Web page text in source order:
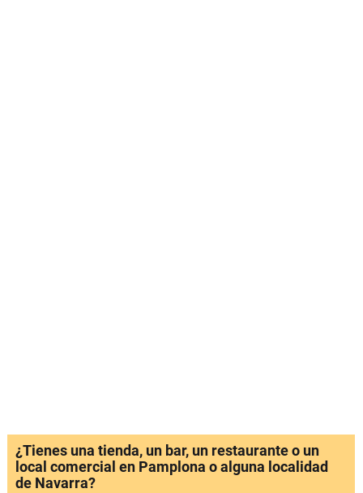
¿Tienes una tienda, un bar, un restaurante o un
local comercial en Pamplona o alguna localidad
de Navarra?